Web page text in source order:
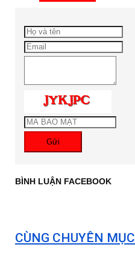
Gửi
BÌNH LUẬN FACEBOOK
CÙNG CHUYÊN MỤC